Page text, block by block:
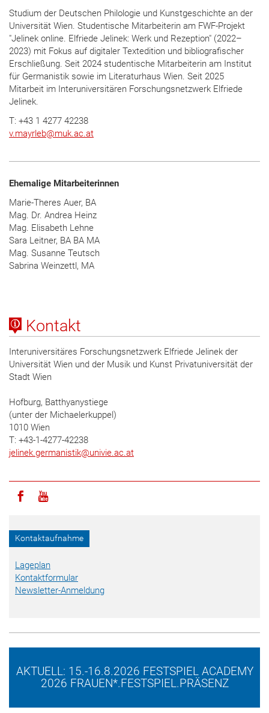
Studium der Deutschen Philologie und Kunstgeschichte an der
Universität Wien. Studentische Mitarbeiterin am FWF-Projekt
"Jelinek online. Elfriede Jelinek: Werk und Rezeption" (2022–
2023) mit Fokus auf digitaler Textedition und bibliografischer
Erschließung. Seit 2024 studentische Mitarbeiterin am Institut
für Germanistik sowie im Literaturhaus Wien. Seit 2025
Mitarbeit im Interuniversitären Forschungsnetzwerk Elfriede
Jelinek.
T: +43 1 4277 42238
v.mayrleb@muk.ac.at
Ehemalige Mitarbeiterinnen
Marie-Theres Auer, BA
Mag. Dr. Andrea Heinz
Mag. Elisabeth Lehne
Sara Leitner, BA BA MA
Mag. Susanne Teutsch
Sabrina Weinzettl, MA
Kontakt
Interuniversitäres Forschungsnetzwerk Elfriede Jelinek der
Universität Wien und der Musik und Kunst Privatuniversität der
Stadt Wien
Hofburg, Batthyanystiege
(unter der Michaelerkuppel)
1010 Wien
T: +43-1-4277-42238
jelinek.germanistik@univie.ac.at
Icon facebook
Icon youtube
Kontaktaufnahme
Lageplan
Kontaktformular
Newsletter-Anmeldung
AKTUELL: 15.-16.8.2026 FESTSPIEL ACADEMY
2026 FRAUEN*.FESTSPIEL.PRÄSENZ